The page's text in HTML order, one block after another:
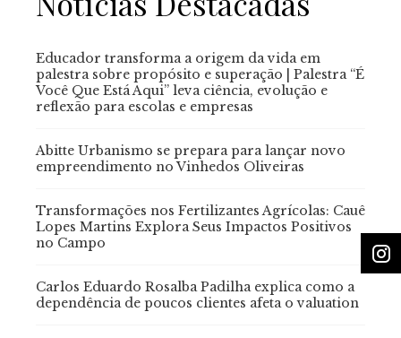
Educador transforma a origem da vida em
palestra sobre propósito e superação | Palestra “É
Você Que Está Aqui” leva ciência, evolução e
reflexão para escolas e empresas
Abitte Urbanismo se prepara para lançar novo
empreendimento no Vinhedos Oliveiras
Transformações nos Fertilizantes Agrícolas: Cauê
Lopes Martins Explora Seus Impactos Positivos
no Campo
Carlos Eduardo Rosalba Padilha explica como a
dependência de poucos clientes afeta o valuation